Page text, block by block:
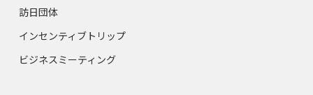
訪日団体
インセンティブトリップ
ビジネスミーティング